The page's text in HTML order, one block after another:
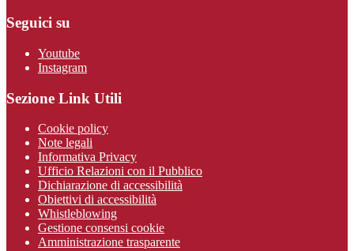
Seguici su
Youtube
Instagram
Sezione Link Utili
Cookie policy
Note legali
Informativa Privacy
Ufficio Relazioni con il Pubblico
Dichiarazione di accessibilità
Obiettivi di accessibilità
Whistleblowing
Gestione consensi cookie
Amministrazione trasparente